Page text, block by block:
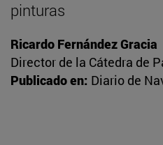
pinturas
Ricardo Fernández Gracia
Director de la Cátedra de
Publicado en: Diario de